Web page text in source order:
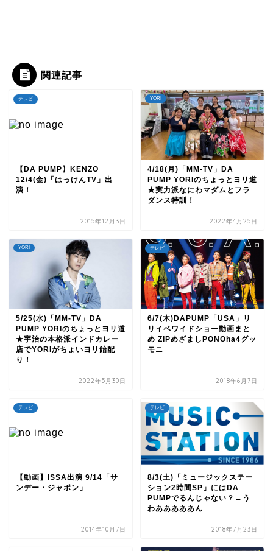
関連記事
テレビ
【DA PUMP】KENZO
12/4(金)「はっけんTV」出
演！
2015年12月3日
YORI
4/18(月)「MM-TV」DA
PUMP YORIのちょっとヨリ道
★実力派なにわマダムとフラ
ダンス特訓！
2022年4月25日
YORI
5/25(水)「MM-TV」DA
PUMP YORIのちょっとヨリ道
★宇治の本格派インドカレー
店でYORIがちょいヨリ飴配
り！
2022年5月30日
テレビ
6/7(木)DAPUMP「USA」リ
リイベワイドショー動画まと
め ZIPめざましPONOha4グッ
モニ
2018年6月7日
テレビ
【動画】ISSA出演 9/14「サ
ンデー・ジャポン」
2014年10月7日
テレビ
8/3(土)「ミュージックステー
ション2時間SP」にはDA
PUMPでるんじゃない？→う
わあああああん
2018年7月23日